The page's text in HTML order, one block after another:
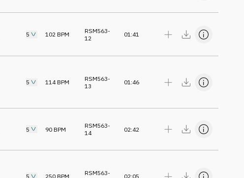
5 102 BPM
RSM563-
12
01:41
5 114BPM
RSM563-
13
01:46
5 90 BPM
RSM563-
14
02:42
5 250 BPM
RSM563-
02:05